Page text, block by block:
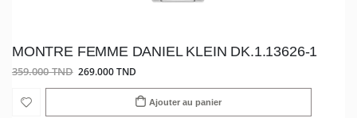
MONTRE FEMME DANIEL KLEIN DK.1.13626-1
359.000 TND 269.000 TND
Ajouter au panier